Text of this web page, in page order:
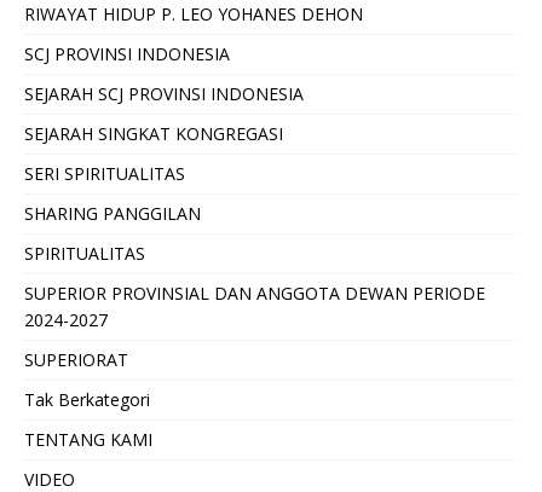
RIWAYAT HIDUP P. LEO YOHANES DEHON
SCJ PROVINSI INDONESIA
SEJARAH SCJ PROVINSI INDONESIA
SEJARAH SINGKAT KONGREGASI
SERI SPIRITUALITAS
SHARING PANGGILAN
SPIRITUALITAS
SUPERIOR PROVINSIAL DAN ANGGOTA DEWAN PERIODE
2024-2027
SUPERIORAT
Tak Berkategori
TENTANG KAMI
VIDEO